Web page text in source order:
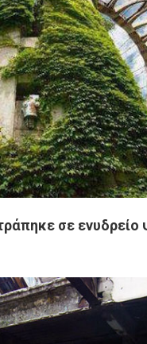
σε ενυδρείο